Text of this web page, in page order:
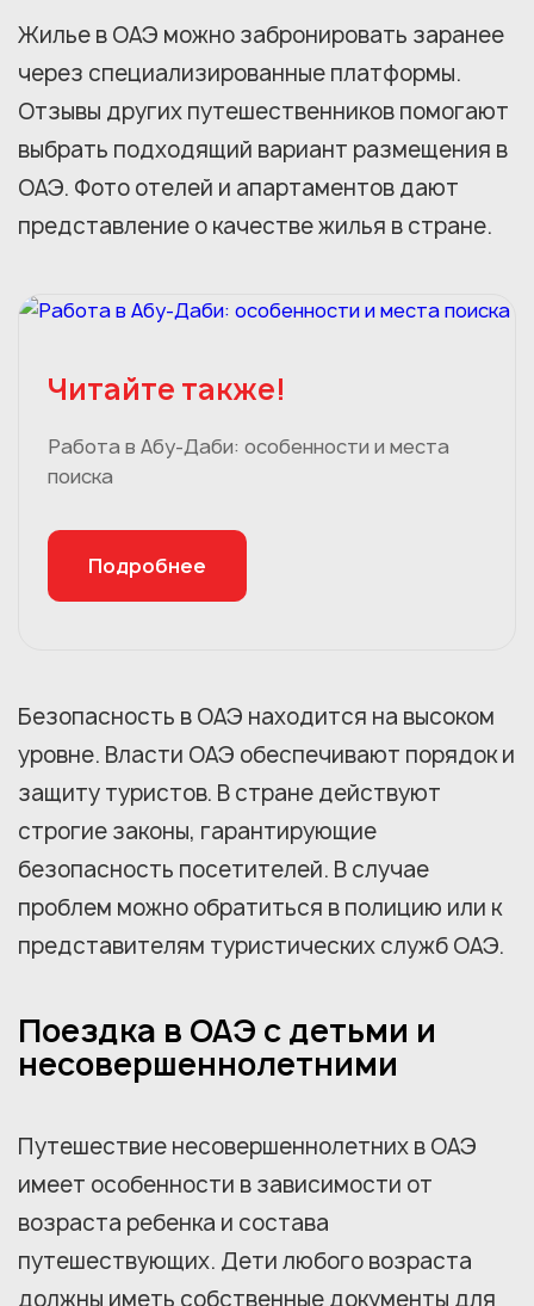
Жилье в ОАЭ можно забронировать заранее
через специализированные платформы.
Отзывы других путешественников помогают
выбрать подходящий вариант размещения в
ОАЭ. Фото отелей и апартаментов дают
представление о качестве жилья в стране.
Читайте также!
Работа в Абу-Даби: особенности и места
поиска
Подробнее
Безопасность в ОАЭ находится на высоком
уровне. Власти ОАЭ обеспечивают порядок и
защиту туристов. В стране действуют
строгие законы, гарантирующие
безопасность посетителей. В случае
проблем можно обратиться в полицию или к
представителям туристических служб ОАЭ.
Поездка в ОАЭ с детьми и
несовершеннолетними
Путешествие несовершеннолетних в ОАЭ
имеет особенности в зависимости от
возраста ребенка и состава
путешествующих. Дети любого возраста
должны иметь собственные документы для